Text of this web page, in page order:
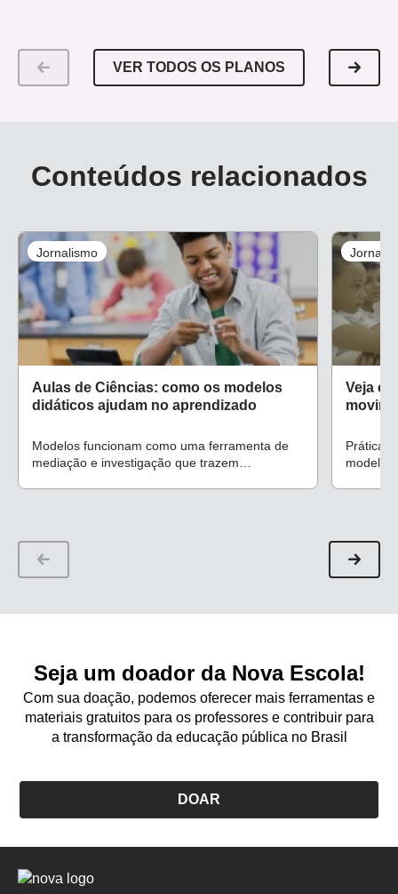
VER TODOS OS PLANOS
Conteúdos relacionados
Jornalismo
Aulas de Ciências: como os modelos
didáticos ajudam no aprendizado
Modelos funcionam como uma ferramenta de
mediação e investigação que trazem
Veja
Prática
modelos
Seja um doador da Nova Escola!
Com sua doação, podemos oferecer mais ferramentas e
materiais gratuitos para os professores e contribuir para
a transformação da educação pública no Brasil
DOAR
Logo